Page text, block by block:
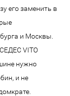
его заменить в
и Москвы.
VITO
нужно
и не